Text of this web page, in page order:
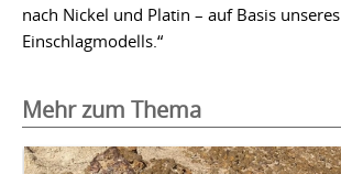
nach Nickel und Platin – auf Basis unseres
Einschlagmodells.“
Mehr zum Thema